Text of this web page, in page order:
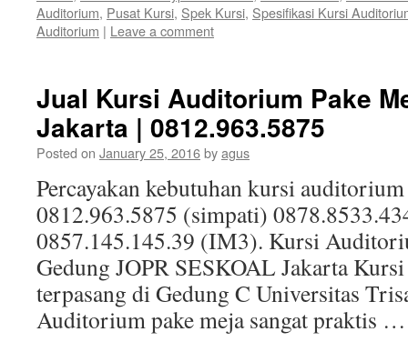
Auditorium, Pusat Kursi, Spek Kursi, Spesifikasi Kursi
Auditorium | Leave a comment
Jual Kursi Auditorium Pake
Jakarta | 0812.963.5875
Posted on January 25, 2016byagus
Percayakan kebutuhan kursi
0812.963.5875 (simpati)
0857.145.145.39 (IM3). Kursi
Gedung JOPR SESKOAL Jakarta
terpasang di Gedung C Universitas
Auditorium pake meja sangat praktis